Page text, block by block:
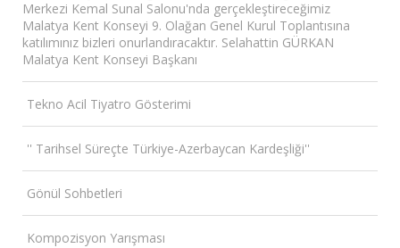
Merkezi Kemal Sunal Salonu'nda gerçekleştireceğimiz
Malatya Kent Konseyi 9. Olağan Genel Kurul Toplantısına
katılımınız bizleri onurlandıracaktır. Selahattin GÜRKAN
Malatya Kent Konseyi Başkanı
Tekno Acil Tiyatro Gösterimi
'' Tarihsel Süreçte Türkiye-Azerbaycan Kardeşliği''
Gönül Sohbetleri
Kompozisyon Yarışması